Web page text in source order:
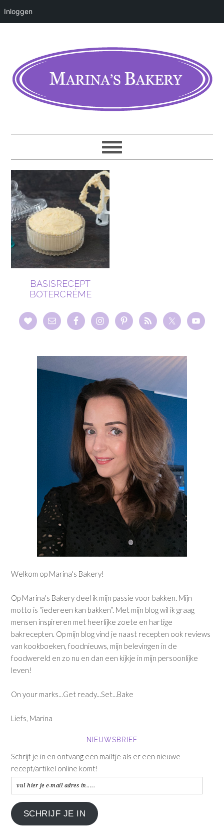
Inloggen
BASISRECEPT
BOTERCRÉME
Welkom op Marina's Bakery!
Op Marina's Bakery deel ik mijn passie voor bakken. Mijn
motto is “iedereen kan bakken”. Met mijn blog wil ik graag
mensen inspireren met heerlijke zoete en hartige
bakrecepten. Op mijn blog vind je naast recepten ook reviews
van kookboeken, foodnieuws, mijn belevingen in de
foodwereld en zo nu en dan een kijkje in mijn persoonlijke
leven!
On your marks...Get ready...Set...Bake
Liefs, Marina
NIEUWSBRIEF
Schrijf je in en ontvang een mailtje als er een nieuwe
recept/artikel online komt!
vul
hier
je
e-
SCHRIJF JE IN